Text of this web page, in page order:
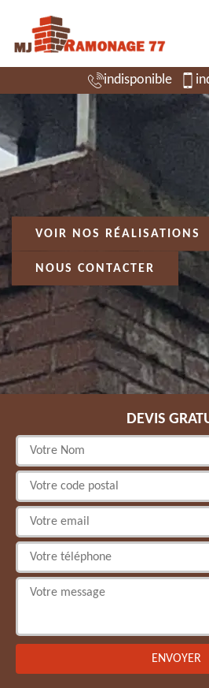
indisponible
VOIR NOS RÉALISATIONS
NOUS CONTACTER
DEVIS